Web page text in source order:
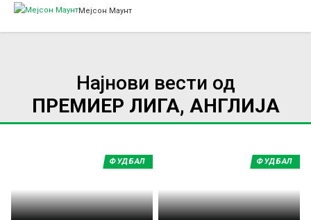
Мејсон Маунт
Најнови вести од
ПРЕМИЕР ЛИГА, АНГЛИЈА
ФУДБАЛ ФУДБАЛ